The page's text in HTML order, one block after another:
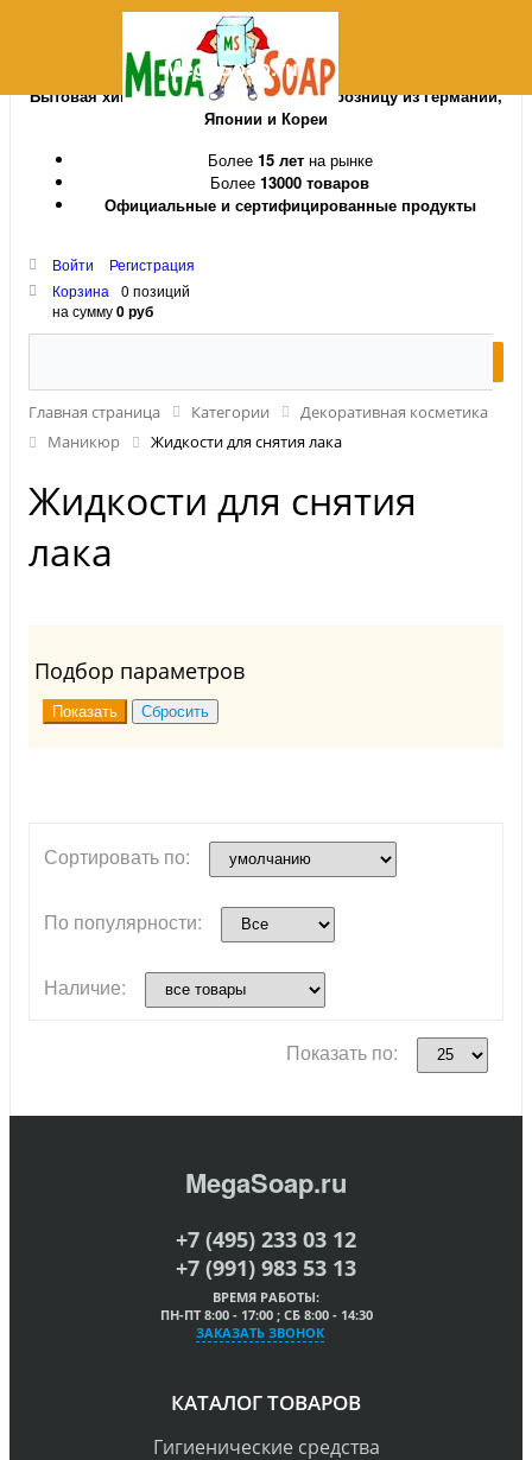
MegaSoap.ru
Бытовая химия и косметика оптом и в розницу из Германии,
Японии и Кореи
Более 15 летна рынке
Более 13000 товаров
Официальные и сертифицированные продукты
Войти
Регистрация
Корзина
0 позиций
на сумму0 руб
Главная страница Категории
Декоративная косметика
Маникюр
Жидкости для снятия лака
Жидкости для снятия
лака
Подбор параметров
Сортировать по:
По популярности:
Наличие:
Показать по:
MegaSoap.ru
+7 (495) 233 03 12
+7 (991) 983 53 13
ВРЕМЯ РАБОТЫ:
ПН-ПТ 8:00 - 17:00 ; СБ 8:00 - 14:30
ЗАКАЗАТЬ ЗВОНОК
КАТАЛОГ ТОВАРОВ
Гигиенические средства